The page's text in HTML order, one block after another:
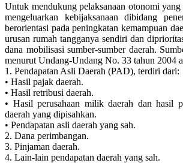
Untuk mendukung pelaksanaan otonomi yang
mengeluarkan kebijaksanaan dibidang
berorientasi pada peningkatan kemampuan
urusan rumah tangganya sendiri dan
dana mobilisasi sumber-sumber daerah.
menurut Undang-Undang No. 33 tahun 2004
1. Pendapatan Asli Daerah (PAD), terdiri dari:
• Hasil pajak daerah.
• Hasil retribusi daerah.
• Hasil perusahaan milik daerah dan hasil
daerah yang dipisahkan.
• Pendapatan asli daerah yang sah.
2. Dana perimbangan.
3. Pinjaman daerah.
4. Lain-lain pendapatan daerah yang sah.